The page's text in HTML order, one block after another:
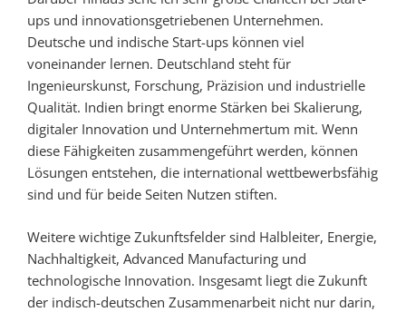
ups und innovationsgetriebenen Unternehmen.
Deutsche und indische Start-ups können viel
voneinander lernen. Deutschland steht für
Ingenieurskunst, Forschung, Präzision und industrielle
Qualität. Indien bringt enorme Stärken bei Skalierung,
digitaler Innovation und Unternehmertum mit. Wenn
diese Fähigkeiten zusammengeführt werden, können
Lösungen entstehen, die international wettbewerbsfähig
sind und für beide Seiten Nutzen stiften.
Weitere wichtige Zukunftsfelder sind Halbleiter, Energie,
Nachhaltigkeit, Advanced Manufacturing und
technologische Innovation. Insgesamt liegt die Zukunft
der indisch-deutschen Zusammenarbeit nicht nur darin,